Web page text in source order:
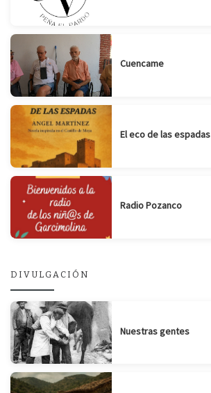
Cuencame
El eco de las espadas
Radio Pozanco
DIVULGACIÓN
Nuestras gentes